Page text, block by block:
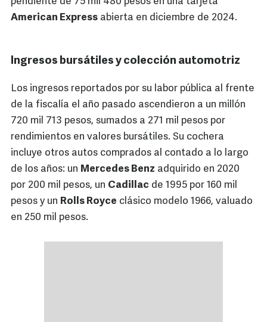
American Express abierta en diciembre de 2024.
Ingresos bursátiles y colección automotriz
Los ingresos reportados por su labor pública al frente
de la fiscalía el año pasado ascendieron a un millón
720 mil 713 pesos, sumados a 271 mil pesos por
rendimientos en valores bursátiles. Su cochera
incluye otros autos comprados al contado a lo largo
de los años: un Mercedes Benz adquirido en 2020
por 200 mil pesos, un Cadillac de 1995 por 160 mil
pesos y un Rolls Royce clásico modelo 1966, valuado
en 250 mil pesos.